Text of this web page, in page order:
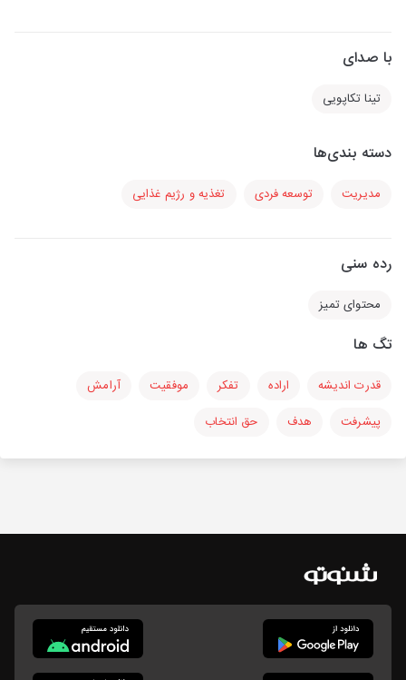
با صدای
تینا تکاپویی
دسته بندی‌ها
مدیریت توسعه فردی تغذیه و رژیم غذایی
رده سنی
محتوای تمیز
تگ ها
قدرت اندیشه اراده تفکر موفقیت
آرامش
پیشرفت
هدف حق انتخاب